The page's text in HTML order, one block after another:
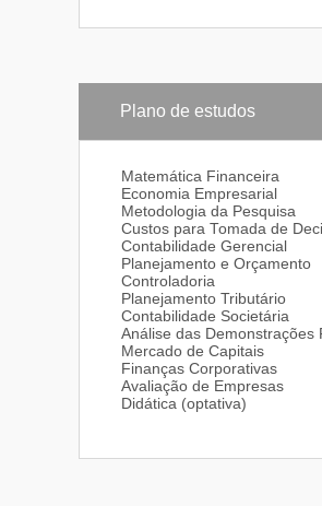
Plano de estudos
Matemática Financeira
Economia Empresarial
Metodologia da Pesquisa
Custos para Tomada de
Contabilidade Gerencial
Planejamento e Orçamento
Controladoria
Planejamento Tributário
Contabilidade Societária
Análise das Demonstrações
Mercado de Capitais
Finanças Corporativas
Avaliação de Empresas
Didática (optativa)